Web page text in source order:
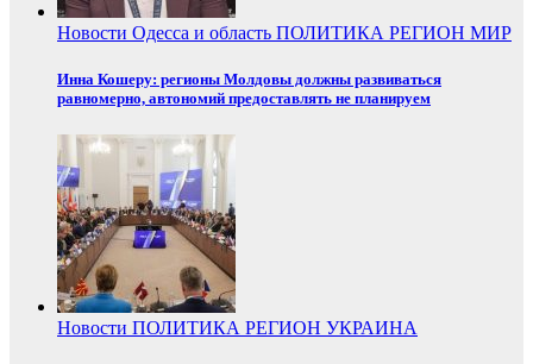
Новости Одесса и область ПОЛИТИКА РЕГИОН МИР
Инна Кошеру: регионы Молдовы должны развиваться
равномерно, автономий предоставлять не планируем
Новости ПОЛИТИКА РЕГИОН УКРАИНА